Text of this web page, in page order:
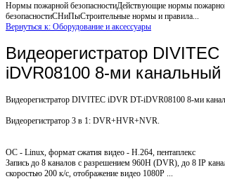
Нормы пожарной безопасностиДействующие нормы
безопасностиСНиПыСтроительные нормы и правила...
Вернуться к: Оборудование и аксессуары
Видеорегистратор
iDVR08100 8-ми канальный
Видеорегистратор DIVITEC iDVR DT-iDVR08100 8-ми
Видеорегистратор 3 в 1: DVR+HVR+NVR.
ОС - Linux, формат сжатия видео - H.264, пентаплекс
Запись до 8 каналов с разрешением 960H (DVR), до 8 IP
скоростью 200 к/c, отображение видео 1080P ...